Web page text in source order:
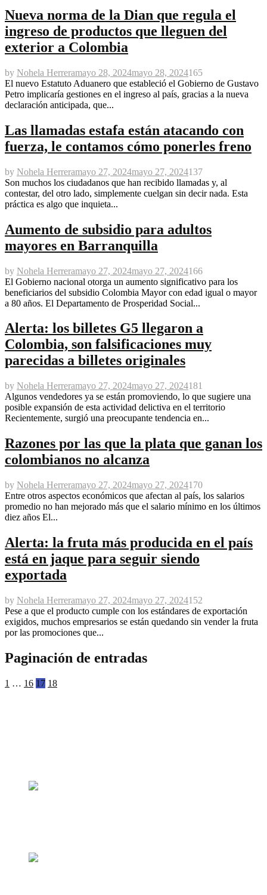
Nueva norma de la Dian que regula el
ingreso de productos que lleguen del
exterior a Colombia
by Nohela Herreramayo 28, 2024mayo 28, 2024165
El nuevo Estatuto Aduanero que estableció el Gobierno de Gustavo
Petro implicaría gestiones en el ingreso al país, gracias a la nueva
declaración anticipada, que...
Las llamadas estafa están atacando con
fuerza, le contamos cómo ponerles freno
by Nohela Herreramayo 27, 2024mayo 27, 2024137
Son muchos los ciudadanos que han recibido llamadas y, al
contestar, del otro lado, simplemente cuelgan sin decir nada. Esta
práctica es algo que inquieta...
Aumento de subsidio para adultos
mayores en Barranquilla
by Nohela Herreramayo 27, 2024mayo 27, 2024166
El Gobierno nacional otorga un aumento significativo para los
beneficiarios del subsidio Colombia Mayor con edad igual o mayor
a 80 años. El Departamento de Prosperidad Social...
Alerta: los billetes G5 llegaron a
Colombia, son falsificaciones muy
parecidas a billetes originales
by Nohela Herreramayo 27, 2024mayo 27, 2024181
Algunos vendedores ya se están promoviendo, lo que sugiere una
posible expansión de esta actividad delictiva en el territorio
Recientemente, surgió una preocupante tendencia en...
Razones por las que la plata que ganan los
colombianos no alcanza
by Nohela Herreramayo 27, 2024mayo 27, 2024170
Entre otros aspectos económicos que afectan al país, los salarios
promedio no han mejorado más que el salario mínimo en los últimos
diez años El...
Alerta: la fruta más producida en el país
está en jaque para seguir siendo
exportada
by Nohela Herreramayo 27, 2024mayo 27, 2024152
Pese a que el producto cumple con los estándares de exportación
exigidos, muchos empresarios se están quedando sin vender la fruta
por las promociones que...
Paginación de entradas
1 … 16 17 18